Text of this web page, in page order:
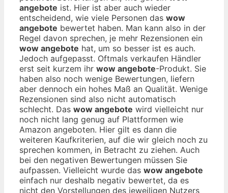
angebote ist. Hier ist aber auch wieder
entscheidend, wie viele Personen das wow
angebote bewertet haben. Man kann also in der
Regel davon sprechen, je mehr Rezensionen ein
wow angebote hat, um so besser ist es auch.
Jedoch aufgepasst. Oftmals verkaufen Händler
erst seit kurzem ihr wow angebote-Produkt. Sie
haben also noch wenige Bewertungen, liefern
aber dennoch ein hohes Maß an Qualität. Wenige
Rezensionen sind also nicht automatisch
schlecht. Das wow angebote wird vielleicht nur
noch nicht lang genug auf Plattformen wie
Amazon angeboten. Hier gilt es dann die
weiteren Kaufkriterien, auf die wir gleich noch zu
sprechen kommen, in Betracht zu ziehen. Auch
bei den negativen Bewertungen müssen Sie
aufpassen. Vielleicht wurde das wow angebote
einfach nur deshalb negativ bewertet, da es
nicht den Vorstellungen des jeweiligen Nutzers